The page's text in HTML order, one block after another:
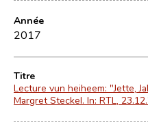
Année
2017
Titre
Lecture vun heiheem: "Jette,
Margret Steckel. In: RTL,